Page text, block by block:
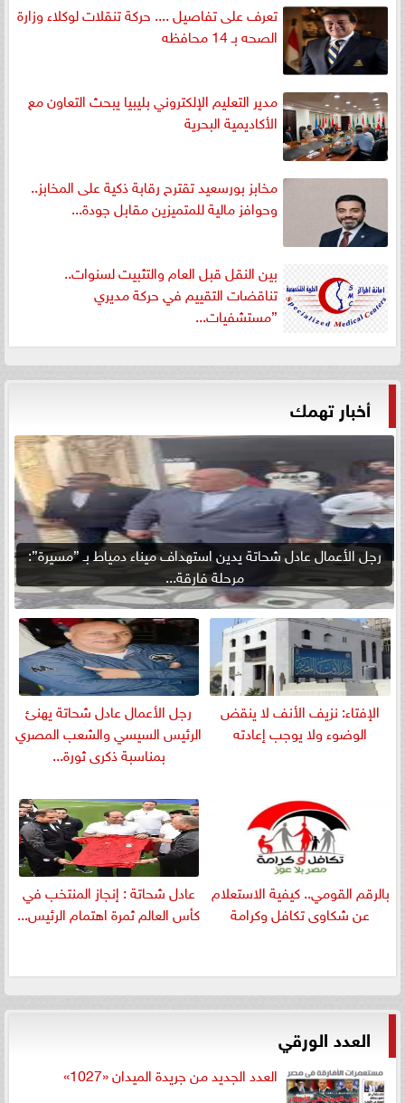
تعرف على تفاصيل .... حركة تنقلات لوكلاء وزارة
الصحه بـ 14 محافظه
مدير التعليم الإلكتروني بليبيا يبحث التعاون مع
الأكاديمية البحرية
مخابز بورسعيد تقترح رقابة ذكية على المخابز..
وحوافز مالية للمتميزين مقابل جودة...
بين النقل قبل العام والتثبيت لسنوات..
تناقضات التقييم في حركة مديري
”مستشفيات...
أخبار تهمك
رجل الأعمال عادل شحاتة يدين استهداف ميناء دمياط بـ ”مسيرة”:
مرحلة فارقة...
الإفتاء: نزيف الأنف لا ينقض
الوضوء ولا يوجب إعادته
رجل الأعمال عادل شحاتة يهنئ
الرئيس السيسي والشعب المصري
بمناسبة ذكرى ثورة...
بالرقم القومي.. كيفية الاستعلام
عن شكاوى تكافل وكرامة
عادل شحاتة : إنجاز المنتخب في
كأس العالم ثمرة اهتمام الرئيس...
العدد الورقي
العدد الجديد من جريدة الميدان «1027»